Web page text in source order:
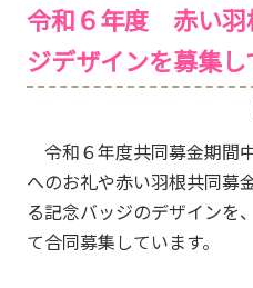
令和６年度 赤い羽
ジデザインを募集し
令和６年度共同募金期間
へのお礼や赤い羽根共同募
る記念バッジのデザインを
て合同募集しています。